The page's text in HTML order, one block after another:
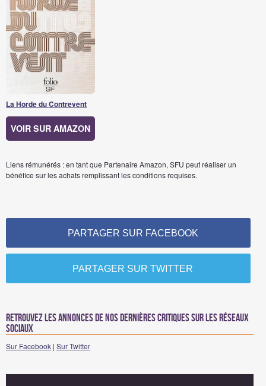
La Horde du Contrevent
VOIR SUR AMAZON
Liens rémunérés : en tant que Partenaire Amazon, SFU peut réaliser un
bénéfice sur les achats remplissant les conditions requises.
PARTAGER SUR FACEBOOK
PARTAGER SUR TWITTER
Retrouvez les annonces de nos dernières critiques sur les réseaux
sociaux
Sur Facebook | Sur Twitter